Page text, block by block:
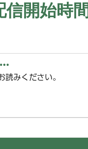
信開始時
みください。